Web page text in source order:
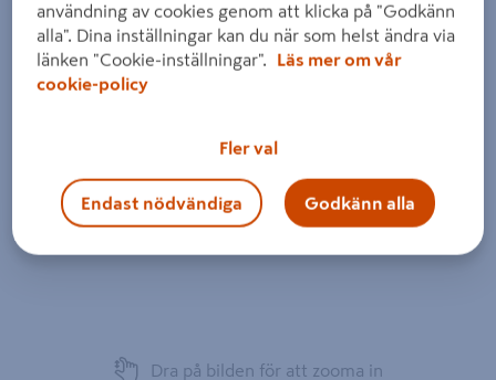
Dra på bilden för att zooma in
användning av cookies genom att klicka på "Godkänn
alla". Dina inställningar kan du när som helst ändra via
länken "Cookie-inställningar".
Läs mer om vår
cookie-policy
Fler val
Endast nödvändiga Godkänn alla